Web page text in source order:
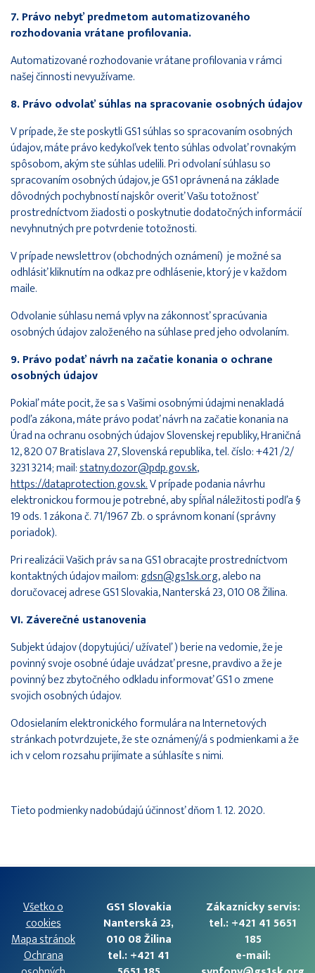
7. Právo nebyť predmetom automatizovaného
rozhodovania vrátane profilovania.
Automatizované rozhodovanie vrátane profilovania v rámci
našej činnosti nevyužívame.
8. Právo odvolať súhlas na spracovanie osobných údajov
V prípade, že ste poskytli GS1 súhlas so spracovaním osobných
údajov, máte právo kedykoľvek tento súhlas odvolať rovnakým
spôsobom, akým ste súhlas udelili. Pri odvolaní súhlasu so
spracovaním osobných údajov, je GS1 oprávnená na základe
dôvodných pochybností najskôr overiť Vašu totožnosť
prostredníctvom žiadosti o poskytnutie dodatočných informácií
nevyhnutných pre potvrdenie totožnosti.
V prípade newslettrov (obchodných oznámení) je možné sa
odhlásiť kliknutím na odkaz pre odhlásenie, ktorý je v každom
maile.
Odvolanie súhlasu nemá vplyv na zákonnosť spracúvania
osobných údajov založeného na súhlase pred jeho odvolaním.
9. Právo podať návrh na začatie konania o ochrane
osobných údajov
Pokiaľ máte pocit, že sa s Vašimi osobnými údajmi nenakladá
podľa zákona, máte právo podať návrh na začatie konania na
Úrad na ochranu osobných údajov Slovenskej republiky, Hraničná
12, 820 07 Bratislava 27, Slovenská republika, tel. číslo: +421 /2/
3231 3214; mail:statny.dozor@pdp.gov.sk,
https://dataprotection.gov.sk.V prípade podania návrhu
elektronickou formou je potrebné, aby spĺňal náležitosti podľa §
19 ods. 1 zákona č. 71/1967 Zb. o správnom konaní (správny
poriadok).
Pri realizácii Vašich práv sa na GS1 obracajte prostredníctvom
kontaktných údajov mailom:gdsn@gs1sk.org, alebo na
doručovacej adrese GS1 Slovakia, Nanterská 23, 010 08 Žilina.
VI. Záverečné ustanovenia
Subjekt údajov (dopytujúci/ užívateľ ) berie na vedomie, že je
povinný svoje osobné údaje uvádzať presne, pravdivo a že je
povinný bez zbytočného odkladu informovať GS1 o zmene
svojich osobných údajov.
Odosielaním elektronického formulára na Internetových
stránkach potvrdzujete, že ste oznámený/á s podmienkami a že
ich v celom rozsahu prijímate a súhlasíte s nimi.
Tieto podmienky nadobúdajú účinnosť dňom 1. 12. 2020.
Všetko o
cookies
Mapa stránok
Ochrana
GS1 Slovakia
Nanterská 23,
010 08 Žilina
tel.: +421 41
Zákaznícky servis:
tel.: +421 41 5651
185
e-mail: